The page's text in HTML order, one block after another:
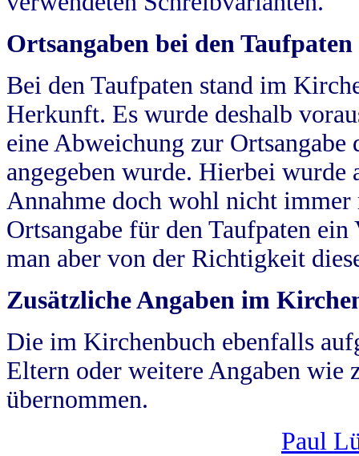
Ortsangaben bei den Taufpaten
Bei den Taufpaten stand im
Herkunft. Es wurde deshalb
eine Abweichung zur
angegeben wurde. Hierbei wurde
Annahme doch wohl nicht
Ortsangabe für den Taufpaten
man aber von der Richtigkeit
Zusätzliche Angaben im
Die im Kirchenbuch ebenfalls
Eltern oder weitere Angaben wie
übernommen.
Paul